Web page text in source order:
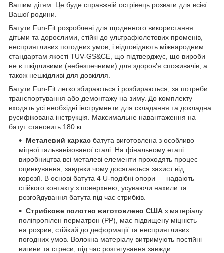
Вашим дітям. Це буде справжній острівець розваги для всієї
Вашої родини.
Батути Fun-Fit розроблені для щоденного використання
дітьми та дорослими, стійкі до ультрафіолетових променів,
несприятливих погодних умов, і відповідають міжнародним
стандартам якості TUV-GS&CE, що підтверджує, що вироби
не є шкідливими (небезпечними) для здоров'я споживачів, а
також нешкідливі для довкілля.
Батути Fun-Fit легко збираються і розбираються, за потреби
транспортування або демонтажу на зиму. До комплекту
входять усі необхідні інструменти для складання та докладна
русифікована інструкція. Максимальне навантаження на
батут становить 180 кг.
Металевий каркас батута виготовлена з особливо
міцної гальванізованої сталі. На фінальному етапі
виробництва всі металеві елементи проходять процес
оцинкування, завдяки чому досягається захист від
корозії. В основі батута 4 U-подібні опори — надають
стійкого контакту з поверхнею, усуваючи нахили та
розгойдування батута під час стрибків.
Стрибкове полотно виготовлено США з матеріалу
поліпропілен перматрон (PP), має підвищену міцність
на розрив, стійкий до деформації та несприятливих
погодних умов. Волокна матеріалу витримують постійні
вигини та стреси, під час розтягування завжди